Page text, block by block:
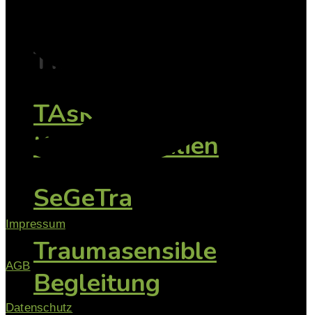
Tiefe
TAsK -
Konfliktfamilien
SeGeTra
Traumasensible
Begleitung
Impressum
AGB
Datenschutz